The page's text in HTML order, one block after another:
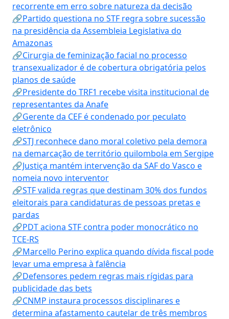
recorrente em erro sobre natureza da decisão
🔗Partido questiona no STF regra sobre sucessão
na presidência da Assembleia Legislativa do
Amazonas
🔗Cirurgia de feminização facial no processo
transexualizador é de cobertura obrigatória pelos
planos de saúde
🔗Presidente do TRF1 recebe visita institucional de
representantes da Anafe
🔗Gerente da CEF é condenado por peculato
eletrônico
🔗STJ reconhece dano moral coletivo pela demora
na demarcação de território quilombola em Sergipe
🔗Justiça mantém intervenção da SAF do Vasco e
nomeia novo interventor
🔗STF valida regras que destinam 30% dos fundos
eleitorais para candidaturas de pessoas pretas e
pardas
🔗PDT aciona STF contra poder monocrático no
TCE-RS
🔗Marcello Perino explica quando dívida fiscal pode
levar uma empresa à falência
🔗Defensores pedem regras mais rígidas para
publicidade das bets
🔗CNMP instaura processos disciplinares e
determina afastamento cautelar de três membros